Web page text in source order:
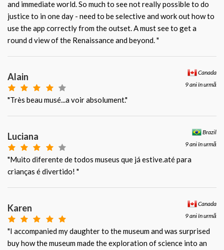
and immediate world. So much to see not really possible to do
justice to in one day - need to be selective and work out how to
use the app correctly from the outset. A must see to get a
round d view of the Renaissance and beyond. "
Canada
9 ani în urmă
Alain
"Très beau musé...a voir absolument."
Brazil
9 ani în urmă
Luciana
"Muito diferente de todos museus que já estive.até para
crianças é divertido! "
Canada
9 ani în urmă
Karen
"I accompanied my daughter to the museum and was surprised
buy how the museum made the exploration of science into an